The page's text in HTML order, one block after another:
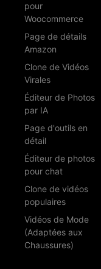
pour
Woocommerce
Page de détails
Amazon
Clone de Vidéos
Virales
Éditeur de Photos
par IA
Page d'outils en
détail
Éditeur de photos
pour chat
Clone de vidéos
populaires
Vidéos de Mode
(Adaptées aux
Chaussures)